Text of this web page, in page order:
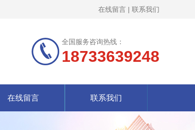
在线留言 | 联系我们
全国服务咨询热线：
18733639248
在线留言 联系我们